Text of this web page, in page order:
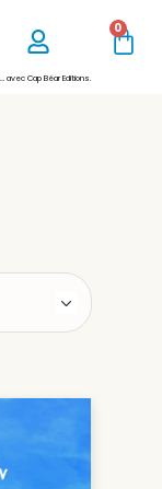
0
avec Cap Béar Editions.